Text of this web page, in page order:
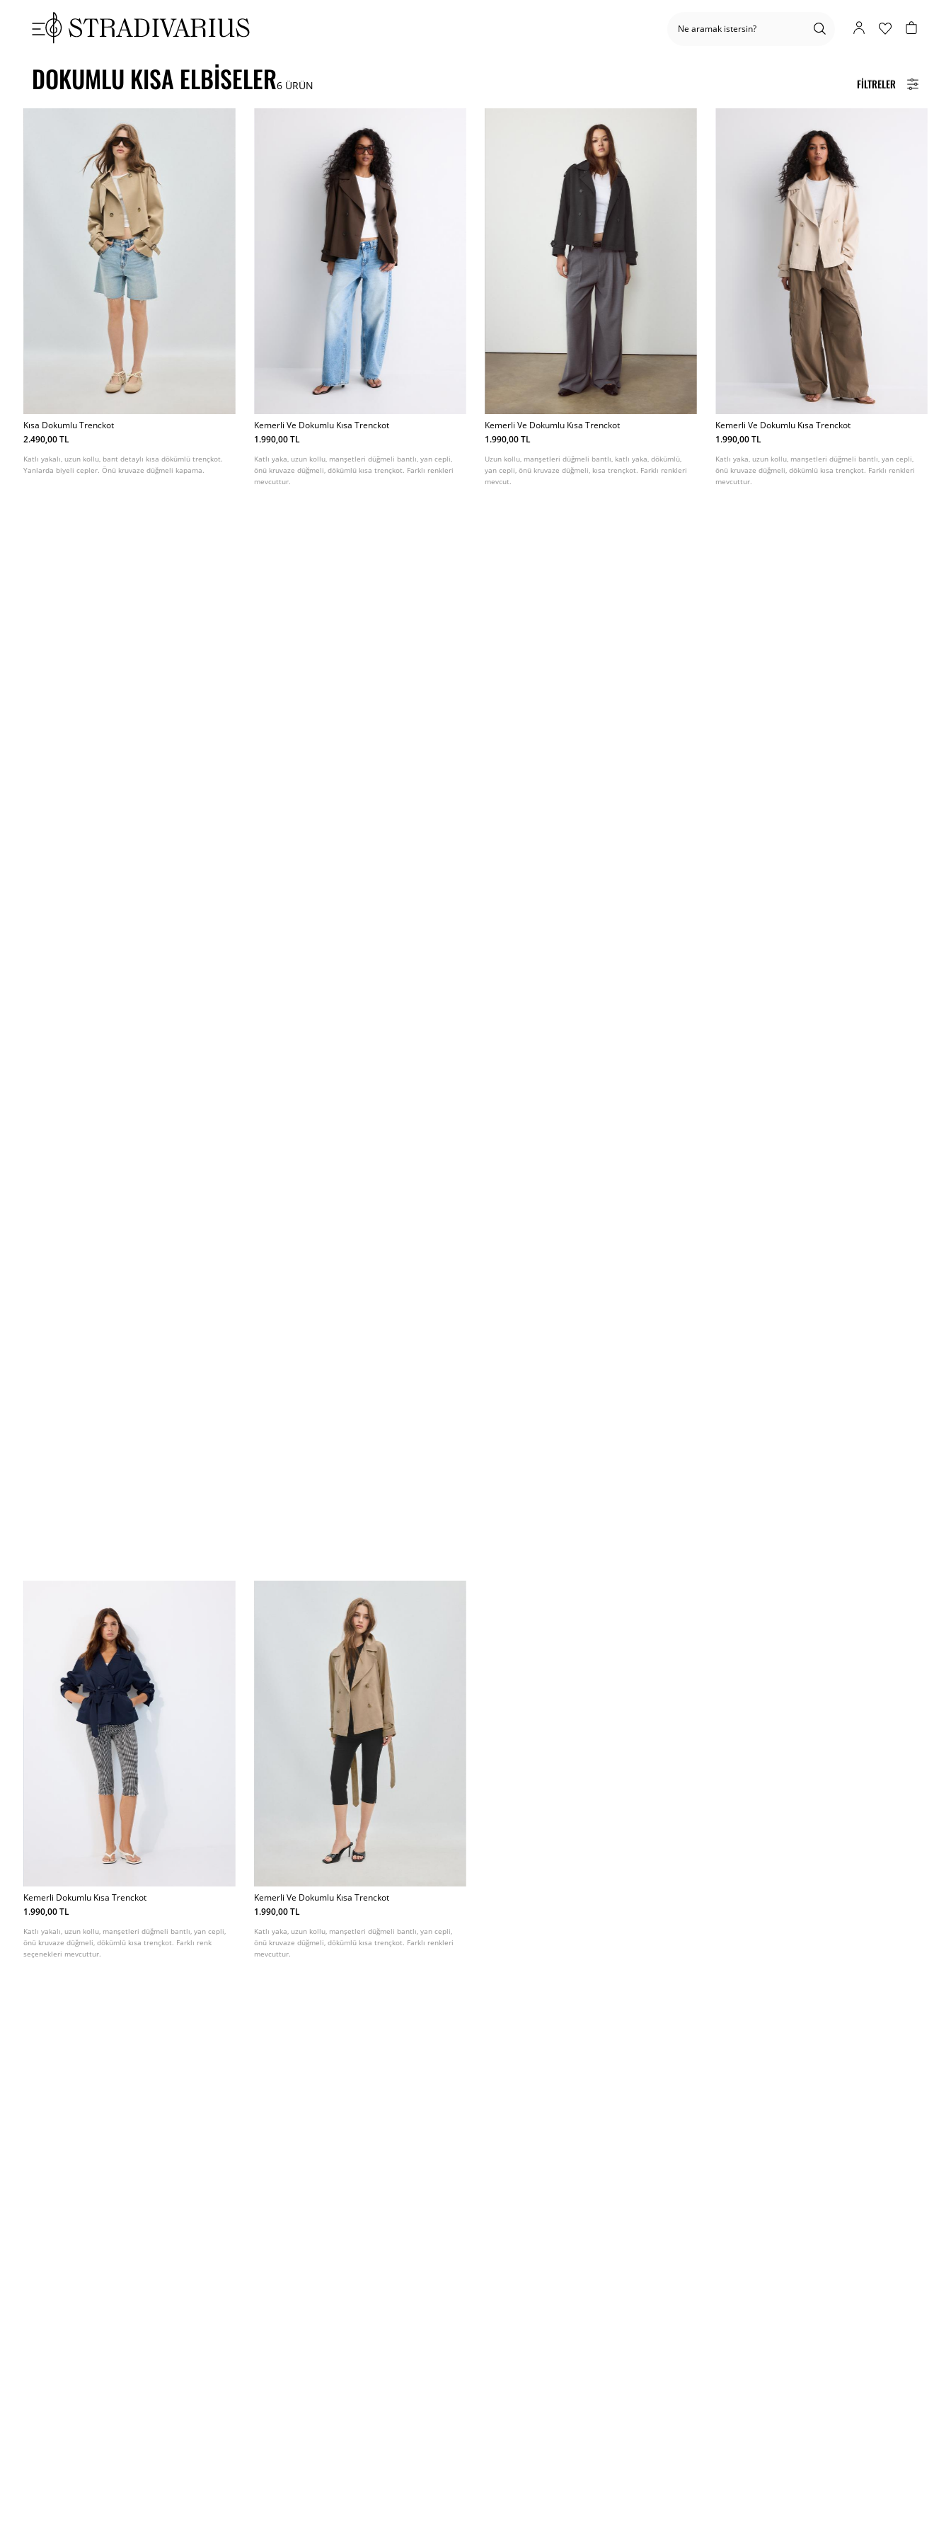
FILTRELER
DOKUMLU KISA ELBISELER6 ÜRÜN
Kısa Dokumlu Trenckot
2.490,00 TL
Katlı yakalı, uzun kollu, bant detaylı kısa dökümlü trençkot.
Yanlarda biyeli cepler. Önü kruvaze düğmeli kapama.
Kemerli Ve Dokumlu Kısa Trenckot
1.990,00 TL
Katlı yaka, uzun kollu, manşetleri düğmeli bantlı, yan cepli,
önü kruvaze düğmeli, dökümlü kısa trençkot. Farklı renkleri
mevcuttur.
Kemerli Ve Dokumlu Kısa Trenckot
1.990,00 TL
Uzun kollu, manşetleri düğmeli bantlı, katlı yaka, dökümlü,
yan cepli, önü kruvaze düğmeli, kısa trençkot. Farklı renkleri
mevcut.
Kemerli Ve Dokumlu Kısa Trenckot
1.990,00 TL
Katlı yaka, uzun kollu, manşetleri düğmeli bantlı, yan cepli,
önü kruvaze düğmeli, dökümlü kısa trençkot. Farklı renkleri
mevcuttur.
Kemerli Dokumlu Kısa Trenckot
1.990,00 TL
Katlı yakalı, uzun kollu, manşetleri düğmeli bantlı, yan cepli,
önü kruvaze düğmeli, dökümlü kısa trençkot. Farklı renk
seçenekleri mevcuttur.
Kemerli Ve Dokumlu Kısa Trenckot
1.990,00 TL
Katlı yaka, uzun kollu, manşetleri düğmeli bantlı, yan cepli,
önü kruvaze düğmeli, dökümlü kısa trençkot. Farklı renkleri
mevcuttur.